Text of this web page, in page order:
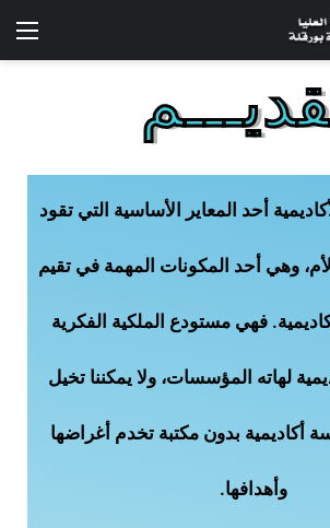
أحد المعاير الأساسية التي تقود
وهي أحد المكونات المهمة في تقيم
فهي مستودع الملكية الفكرية
لهاته المؤسسات، ولا يمكننا تخيل
أكاديمية بدون مكتبة تخدم أغراضها
وأهدافها.